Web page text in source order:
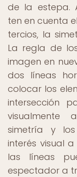
de la estepa.
ten en cuenta
tercios, la
La regla de
imagen en
dos líneas
colocar los
intersección
visualmente
simetría y
interés visual
las líneas
espectador a